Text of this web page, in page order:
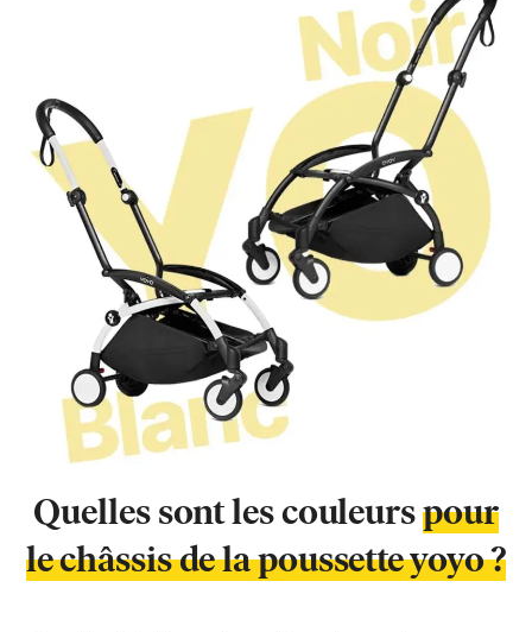
Quelles sont les couleurspour
le châssis de la poussette yoyo ?